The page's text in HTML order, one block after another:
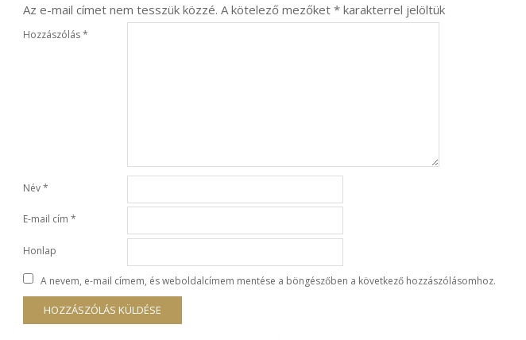
Az e-mail címet nem tesszük közzé. A kötelező mezőket * karakterrel jelöltük
Hozzászólás*
Név*
E-mail cím *
Honlap
A nevem, e-mail címem, és weboldalcímem mentése a böngészőben a következő hozzászólásomhoz.